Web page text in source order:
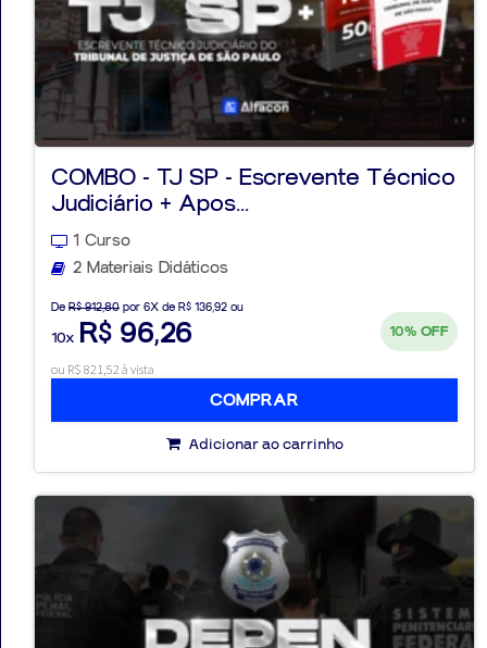
COMBO - TJ SP - Escrevente Técnico
Judiciário + Apos...
1 Curso
2 Materiais Didáticos
De R$ 912,80 por 6X de R$ 136,92 ou
10x R$ 96,26 10% OFF
ou R$ 821,52 à vista
COMPRAR
Adicionar ao carrinho